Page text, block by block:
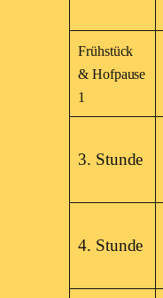
Frühstück
& Hofpause
1
3. Stunde
4. Stunde